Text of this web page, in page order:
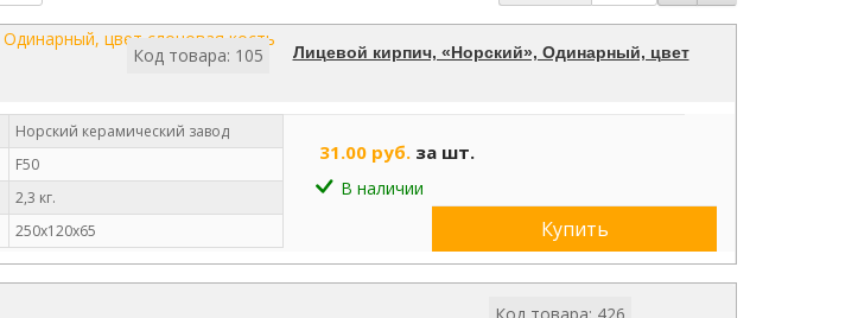
Код товара: 105
Лицевой кирпич, «Норский», Одинарный, цвет
31.00 руб. за шт.
В наличии
Норский керамический завод
F50
2,3 кг.
250х120х65 Купить